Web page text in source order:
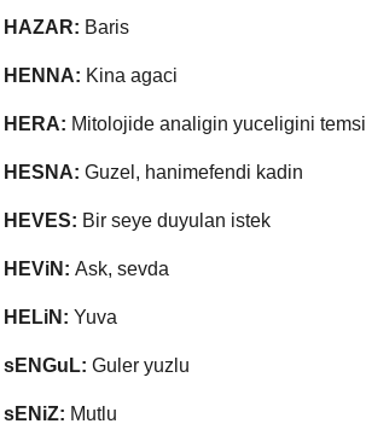
HAZAR: Baris
HENNA: Kina agaci
HERA: Mitolojide analigin yuceligini
HESNA: Guzel, hanimefendi kadin
HEVES: Bir seye duyulan istek
HEViN: Ask, sevda
HELiN: Yuva
sENGuL: Guler yuzlu
sENiZ: Mutlu